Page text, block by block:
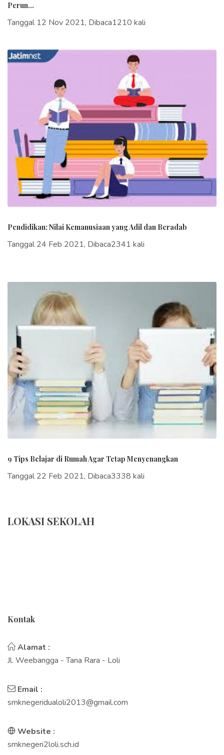
Kontak
Alamat :
Jl. Weebangga - Tana Rara - Loli
Email :
smknegeridualoli2013@gmail.com
Website :
smknegeri2loli.sch.id
Perun...
Tanggal 12 Nov 2021, Dibaca1210 kali
Pendidikan: Nilai Kemanusiaan yang Adil dan Beradab
Tanggal 24 Feb 2021, Dibaca2341 kali
9 Tips Belajar di Rumah Agar Tetap Menyenangkan
Tanggal 22 Feb 2021, Dibaca3338 kali
LOKASI SEKOLAH